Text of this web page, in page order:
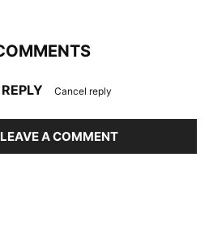
Cancel reply
A COMMENT